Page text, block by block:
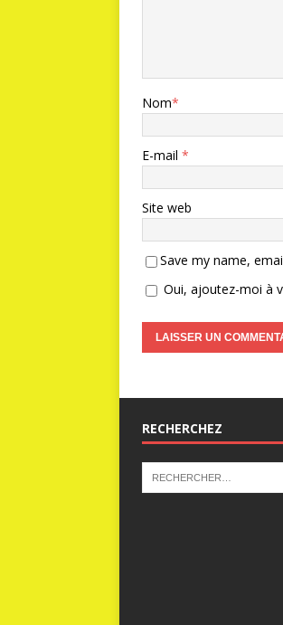
Nom*
E-mail *
Site web
Save my name,
Oui, ajoutez-moi à
RECHERCHEZ